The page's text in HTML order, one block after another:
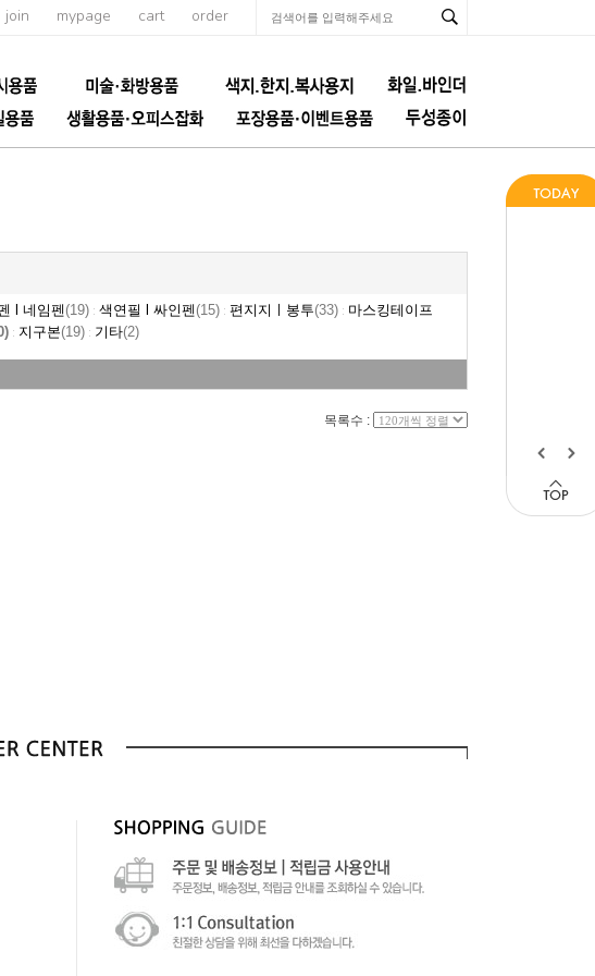
join mypage cart order
l 네임펜(19) : 색연필 l 싸인펜 (15) : 편지지ㅣ봉투(33) : 마스킹테이프
: 지구본(19) : 기타(2)
목록수 :